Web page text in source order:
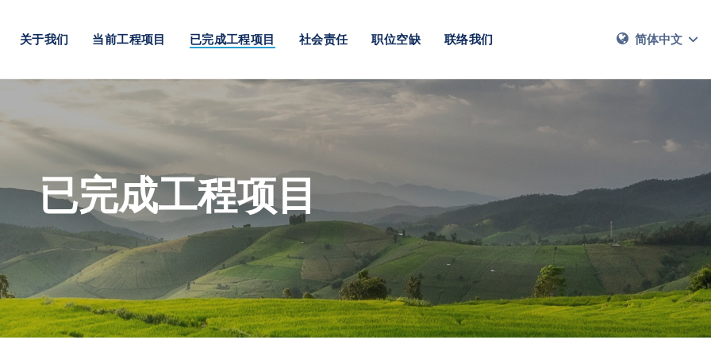
关于我们 当前工程项目 已完成工程项目 社会责任 职位空缺 联络我们 简体中文
已完成工程项目